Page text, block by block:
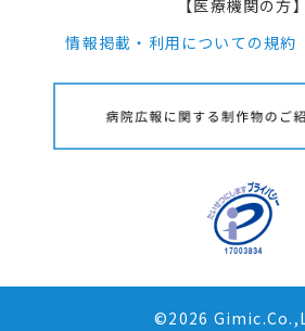
【医療機関の方】
情報掲載・利用についての規約
©2026